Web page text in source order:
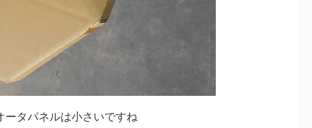
ータパネルは小さいですね